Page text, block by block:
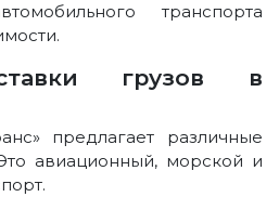
транспорта
грузов в
предлагает различные
авиационный, морской и